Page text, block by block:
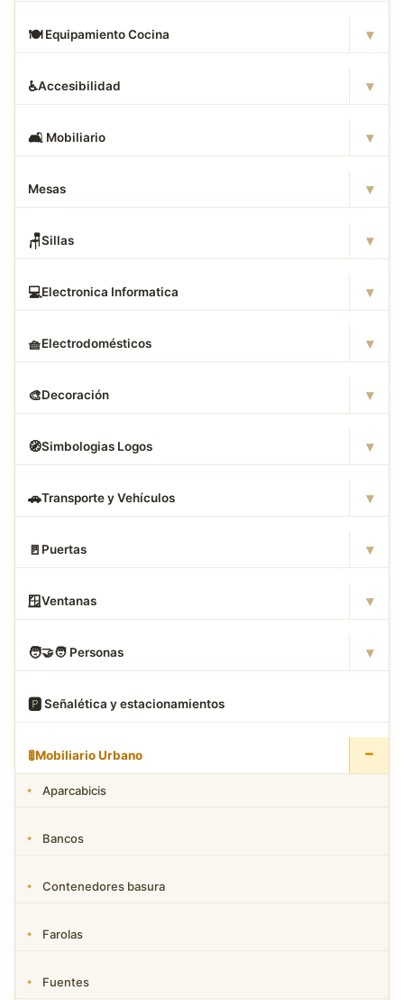
🍽️ Equipamiento Cocina ▾
♿Accesibilidad ▾
🛋 ️ Mobiliario ▾
Mesas ▾
🪑Sillas ▾
💻Electronica Informatica ▾
🧺Electrodomésticos ▾
🎨Decoración ▾
🧭Simbologias Logos ▾
🚗Transporte y Vehículos ▾
🚪 Puertas ▾
🪟Ventanas ▾
🧑‍🤝‍🧑 Personas ▾
🅿️ Señalética y estacionamientos
🚦Mobiliario Urbano −
Aparcabicis
Bancos
Contenedores basura
Farolas
Fuentes